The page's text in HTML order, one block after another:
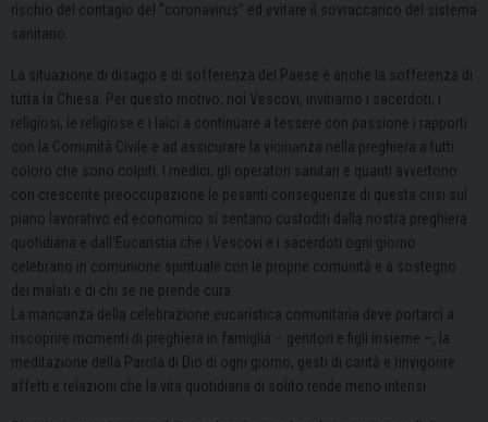
rischio del contagio del “coronavirus” ed evitare il sovraccarico del sistema
sanitario.
La situazione di disagio e di sofferenza del Paese è anche la sofferenza di
tutta la Chiesa. Per questo motivo, noi Vescovi, invitiamo i sacerdoti, i
religiosi, le religiose e i laici a continuare a tessere con passione i rapporti
con la Comunità Civile e ad assicurare la vicinanza nella preghiera a tutti
coloro che sono colpiti. I medici, gli operatori sanitari e quanti avvertono
con crescente preoccupazione le pesanti conseguenze di questa crisi sul
piano lavorativo ed economico si sentano custoditi dalla nostra preghiera
quotidiana e dall’Eucaristia che i Vescovi e i sacerdoti ogni giorno
celebrano in comunione spirituale con le proprie comunità e a sostegno
dei malati e di chi se ne prende cura.
La mancanza della celebrazione eucaristica comunitaria deve portarci a
riscoprire momenti di preghiera in famiglia – genitori e figli insieme –, la
meditazione della Parola di Dio di ogni giorno, gesti di carità e rinvigorire
affetti e relazioni che la vita quotidiana di solito rende meno intensi.